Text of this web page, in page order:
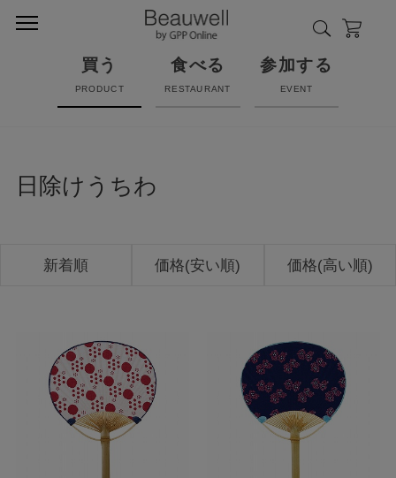
買う
PRODUCT
食べる
RESTAURANT
参加する
EVENT
日除けうちわ
新着順 価格(安い順) 価格(高い順)